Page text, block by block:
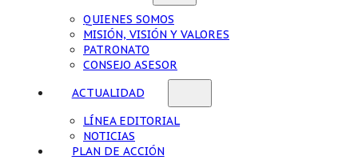
QUIENES SOMOS
MISIÓN, VISIÓN Y VALORES
PATRONATO
CONSEJO ASESOR
ACTUALIDAD
LÍNEA EDITORIAL
NOTICIAS
PLAN DE ACCIÓN